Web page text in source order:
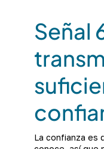
Señal
La confianza es